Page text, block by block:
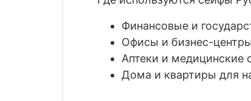
Финансовые и
Офисы и бизнес-центры
Аптеки и медицинские
Дома и квартиры для